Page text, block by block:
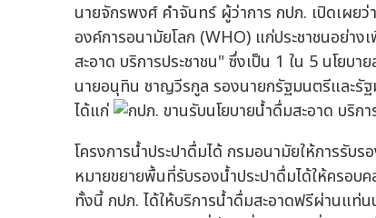
นายจักรพงศ์ คำจันทร์ ผู้ว่าการ กปภ. เปิดเผย
องค์การอนามัยโลก (WHO) แก่ประชาชนอย่า
สะอาด บริการประชาชน" ซึ่งเป็น 1 ใน 5 นโยบ
นายอนุทิน ชาญวีรกูล รองนายกรัฐมนตรีและรัฐ
ได้แก่
โครงการน้ำประปาดื่มได้ กรมอนามัยให้การรั
หมายขยายพื้นที่รับรองน้ำประปาดื่มได้ให้ครอบ
ทั้งนี้ กปภ. ได้ให้บริการน้ำดื่มสะอาดฟรีผ่านแท่